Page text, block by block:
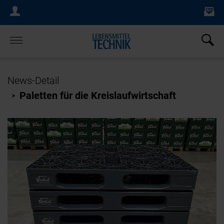
Login Menu
Home
News-Detail
Paletten für die Kreislaufwirtschaft
×